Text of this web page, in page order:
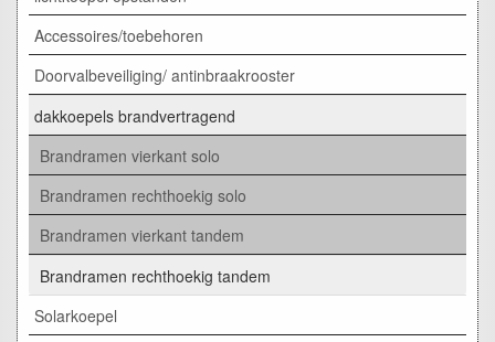
Accessoires/toebehoren
Doorvalbeveiliging/ antinbraakrooster
dakkoepels brandvertragend
Brandramen vierkant solo
Brandramen rechthoekig solo
Brandramen vierkant tandem
Brandramen rechthoekig tandem
Solarkoepel